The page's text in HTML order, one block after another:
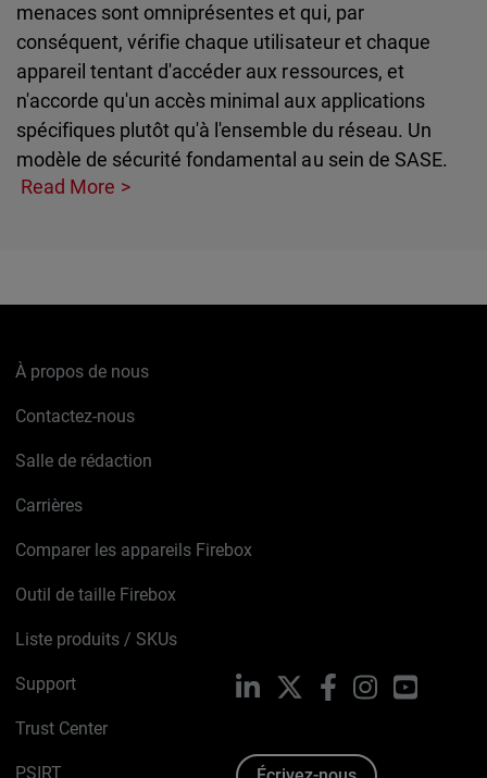
menaces sont omniprésentes et qui, par
conséquent, vérifie chaque utilisateur et chaque
appareil tentant d'accéder aux ressources, et
n'accorde qu'un accès minimal aux applications
spécifiques plutôt qu'à l'ensemble du réseau. Un
modèle de sécurité fondamental au sein de SASE.
Read More
À propos de nous
Contactez-nous
Salle de rédaction
Carrières
Comparer les appareils Firebox
Outil de taille Firebox
Liste produits / SKUs
Support
Trust Center
PSIRT
LinkedIn FacebookInstagramYouTube